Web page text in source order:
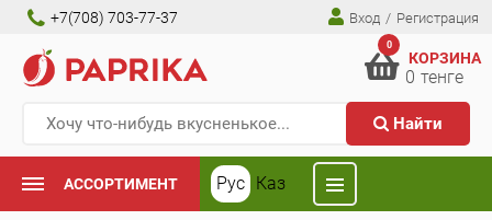
+7(708) 703-77-37 Вход / Регистрация
Найти
0
КОРЗИНА
0 тенге
АССОРТИМЕНТ Рус Каз